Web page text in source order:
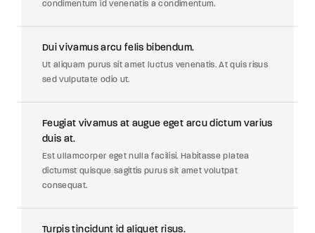
condimentum id venenatis a condimentum.
Dui vivamus arcu felis bibendum.
Ut aliquam purus sit amet luctus venenatis. At quis risus
sed vulputate odio ut.
Feugiat vivamus at augue eget arcu dictum varius
duis at.
Est ullamcorper eget nulla facilisi. Habitasse platea
dictumst quisque sagittis purus sit amet volutpat
consequat.
Turpis tincidunt id aliquet risus.